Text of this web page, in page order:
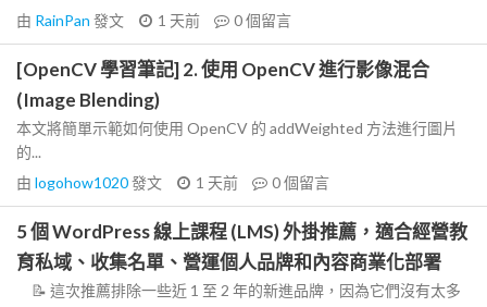
由 RainPan 發文 1 天前 0個留言
[OpenCV 學習筆記] 2. 使用 OpenCV 進行影像混合
(Image Blending)
本文將簡單示範如何使用 OpenCV 的 addWeighted 方法進行圖片
的...
由 logohow1020發文 1 天前 0個留言
5 個 WordPress 線上課程 (LMS) 外掛推薦，適合經營教
育私域、收集名單、營運個人品牌和內容商業化部署
📝 這次推薦排除一些近 1 至 2 年的新進品牌，因為它們沒有太多